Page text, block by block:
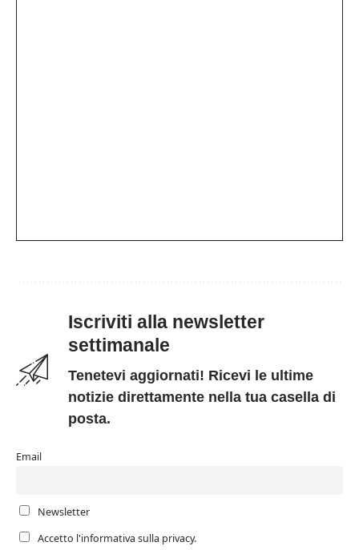
Iscriviti alla newsletter
settimanale
Tenetevi aggiornati! Ricevi le ultime
notizie direttamente nella tua casella di
posta.
Email
Newsletter
Accetto l'informativa sulla privacy.